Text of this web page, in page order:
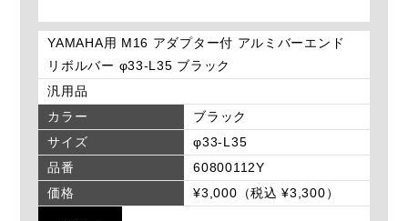
YAMAHA用 M16 アダプター付 アルミバーエンド
リボルバー φ33-L35 ブラック
汎用品
カラー
ブラック
サイズ
φ33-L35
品番
60800112Y
価格
¥3,000（税込 ¥3,300）